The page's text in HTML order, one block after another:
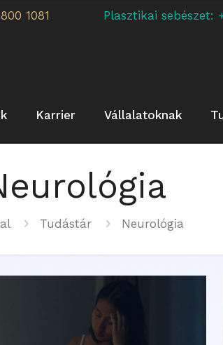
800 1081 Plasztikai
Karrier Vállalatoknak
Tudástár Neurológia